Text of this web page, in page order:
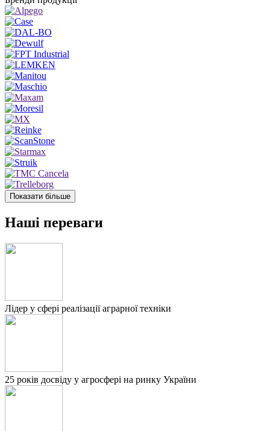
Показати більше
Наші переваги
Лідер у сфері реалізації аграрної техніки
25 років досвіду у агросфері на ринку України